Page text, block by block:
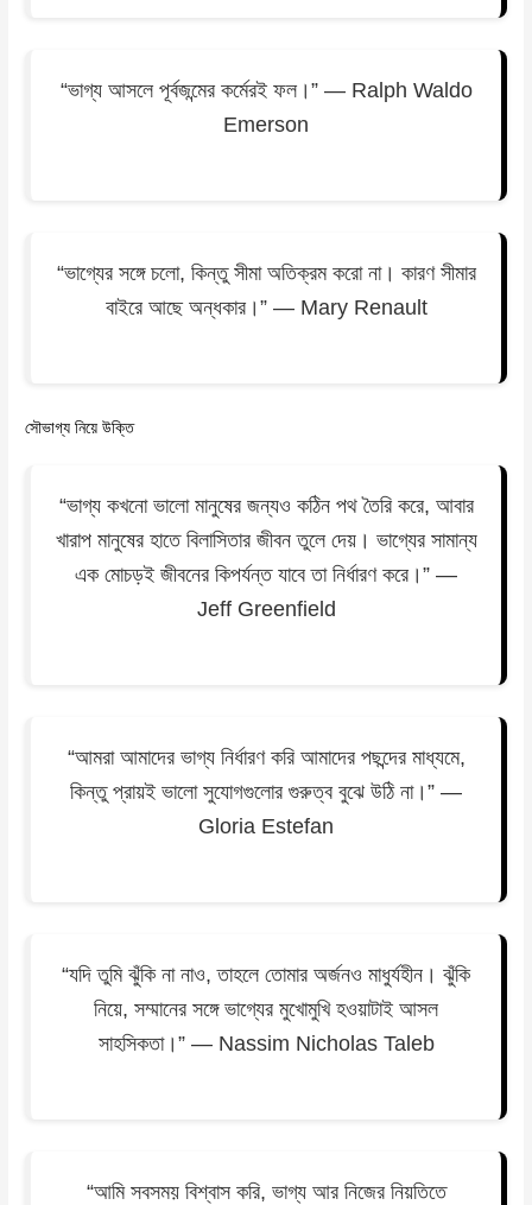
“ভাগ্য আসলে পূর্বজন্মের কর্মেরই ফল।” — Ralph Waldo
Emerson
“ভাগ্যের সঙ্গে চলো, কিন্তু সীমা অতিক্রম করো না। কারণ সীমার
বাইরে আছে অন্ধকার।” — Mary Renault
সৌভাগ্য নিয়ে উক্তি
“ভাগ্য কখনো ভালো মানুষের জন্যও কঠিন পথ তৈরি করে, আবার
খারাপ মানুষের হাতে বিলাসিতার জীবন তুলে দেয়। ভাগ্যের সামান্য
এক মোচড়ই জীবনের কিপর্যন্ত যাবে তা নির্ধারণ করে।” —
Jeff Greenfield
“আমরা আমাদের ভাগ্য নির্ধারণ করি আমাদের পছন্দের মাধ্যমে,
কিন্তু প্রায়ই ভালো সুযোগগুলোর গুরুত্ব বুঝে উঠি না।” —
Gloria Estefan
“যদি তুমি ঝুঁকি না নাও, তাহলে তোমার অর্জনও মাধুর্যহীন। ঝুঁকি
নিয়ে, সম্মানের সঙ্গে ভাগ্যের মুখোমুখি হওয়াটাই আসল
সাহসিকতা।” — Nassim Nicholas Taleb
“আমি সবসময় বিশ্বাস করি, ভাগ্য আর নিজের নিয়তিতে